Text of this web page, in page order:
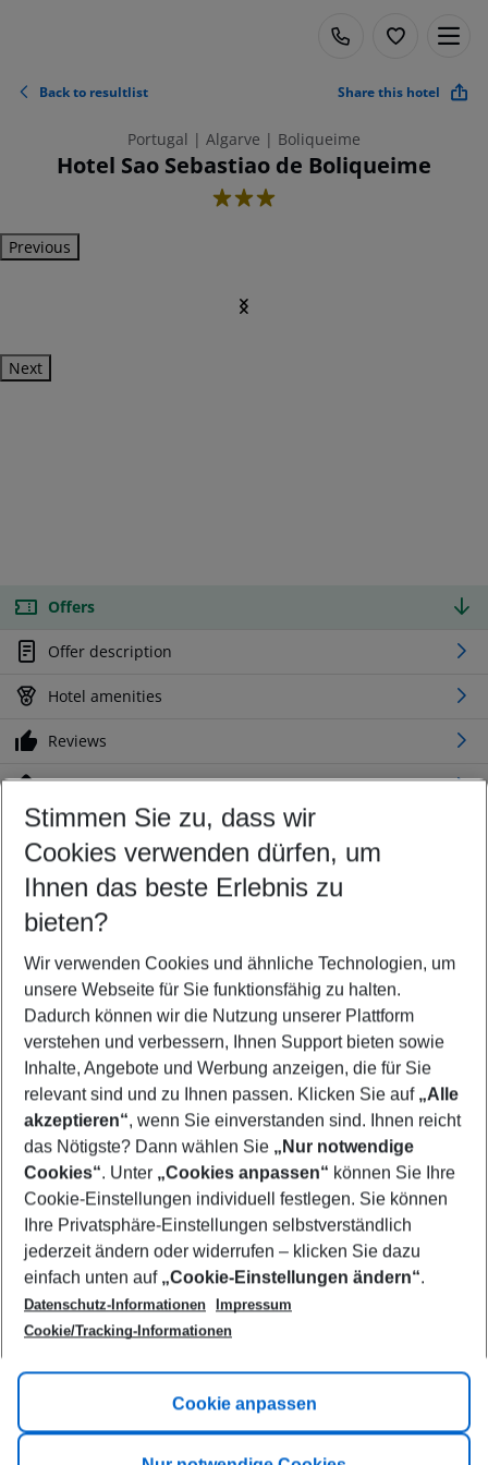
Back to resultlist Share this hotel
Portugal | Algarve | Boliqueime
Hotel Sao Sebastiao de Boliqueime
3
Previous
Next
Offers
Offer description
Hotel amenities
Reviews
Location
Customize your offer
Find the perfect deal which suits your best
Your departure airport
Any airport
Select your date range
11/08/26–09/08/27 5-8 nights
Who will travel
2 adults No children
Show more filter
Footer
Footer navigation
Title A
Link A
Stimmen Sie zu, dass wir
Cookies verwenden dürfen, um
Ihnen das beste Erlebnis zu
bieten?
Wir verwenden Cookies und ähnliche Technologien, um
unsere Webseite für Sie funktionsfähig zu halten.
Dadurch können wir die Nutzung unserer Plattform
verstehen und verbessern, Ihnen Support bieten sowie
Inhalte, Angebote und Werbung anzeigen, die für Sie
relevant sind und zu Ihnen passen. Klicken Sie auf „Alle
akzeptieren“, wenn Sie einverstanden sind. Ihnen reicht
das Nötigste? Dann wählen Sie „Nur notwendige
Cookies“. Unter „Cookies anpassen“ können Sie Ihre
Cookie-Einstellungen individuell festlegen. Sie können
Ihre Privatsphäre-Einstellungen selbstverständlich
jederzeit ändern oder widerrufen – klicken Sie dazu
einfach unten auf „Cookie-Einstellungen ändern“.
Datenschutz-Informationen
Impressum
Cookie/Tracking-Informationen
Cookie anpassen